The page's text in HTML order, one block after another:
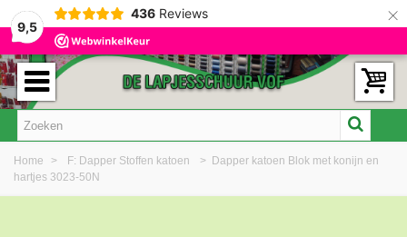
9,5
436 Reviews ×
Home > F: Dapper Stoffen katoen > Dapper katoen Blok met konijn en
hartjes 3023-50N